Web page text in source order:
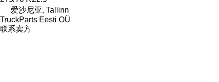
爱沙尼亚, Tallinn
TruckParts Eesti OÜ
联系卖方